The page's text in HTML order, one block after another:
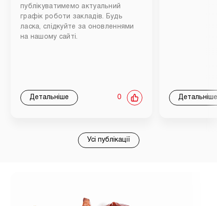
публікуватимемо актуальний
графік роботи закладів. Будь
ласка, слідкуйте за оновленнями
на нашому сайті.
Детальніше 0 Детальніше
Усі публікації